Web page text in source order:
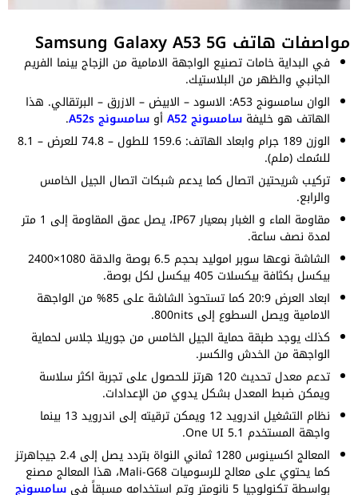
مواصفات هاتف Samsung Galaxy A53 5G
في البداية خامات تصنيع الواجهة الامامية من الزجاج بينما الفريم
الجانبي والظهر من البلاستيك.
الوان سامسونج A53: الاسود – الابيض – الازرق – البرتقالي. هذا
الهاتف هو خليفة سامسونج A52 أو سامسونج A52s
.
الوزن 189 جرام وابعاد الهاتف: 159.6 للطول – 74.8 للعرض – 8.1
للسُمك (ملم).
تركيب شريحتين اتصال كما يدعم شبكات اتصال الجيل الخامس
والرابع.
مقاومة الماء و الغبار بمعيار IP67، يصل عمق المقاومة إلى 1 متر
لمدة نصف ساعة.
الشاشة نوعها سوبر اموليد بحجم 6.5 بوصة والدقة 1080×2400
بيكسل بكثافة بيكسلات 405 بيكسل لكل بوصة.
ابعاد العرض 20:9 كما تستحوذ الشاشة على 85% من الواجهة
الامامية ويصل السطوع إلى 800nits.
كذلك يوجد طبقة حماية الجيل الخامس من جوريلا جلاس لحماية
الواجهة من الخدش والكسر.
تدعم معدل تحديث 120 هرتز للحصول على تجربة اكثر سلاسة
ويمكن ضبط المعدل بشكل يدوي من الإعدادات.
نظام التشغيل اندرويد 12 ويمكن ترقيته إلى اندرويد 13 بينما
واجهة المستخدم One UI 5.1.
المعالج اكسينوس 1280 ثماني النواة بتردد يصل إلى 2.4 جيجاهرتز
كما يحتوي على معالج للرسوميات Mali-G68، هذا المعالج مصنع
بواسطة تكنولوجيا 5 نانومتر وتم استخدامه مسبقاً في سامسونج